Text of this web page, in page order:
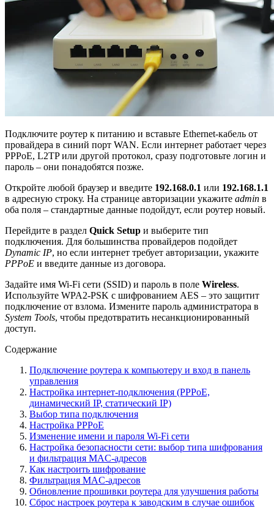
Подключите роутер к питанию и вставьте Ethernet-кабель от
провайдера в синий порт WAN. Если интернет работает через
PPPoE, L2TP или другой протокол, сразу подготовьте логин и
пароль – они понадобятся позже.
Откройте любой браузер и введите 192.168.0.1 или 192.168.1.1
в адресную строку. На странице авторизации укажите admin в
оба поля – стандартные данные подойдут, если роутер новый.
Перейдите в раздел Quick Setup и выберите тип
подключения. Для большинства провайдеров подойдет
Dynamic IP, но если интернет требует авторизации, укажите
PPPoE и введите данные из договора.
Задайте имя Wi-Fi сети (SSID) и пароль в поле Wireless.
Используйте WPA2-PSK с шифрованием AES – это защитит
подключение от взлома. Измените пароль администратора в
System Tools, чтобы предотвратить несанкционированный
доступ.
Содержание
Подключение роутера к компьютеру и вход в панель
управления
Настройка интернет-подключения (PPPoE,
динамический IP, статический IP)
Выбор типа подключения
Настройка PPPoE
Изменение имени и пароля Wi-Fi сети
Настройка безопасности сети: выбор типа шифрования
и фильтрация MAC-адресов
Как настроить шифрование
Фильтрация MAC-адресов
Обновление прошивки роутера для улучшения работы
Сброс настроек роутера к заводским в случае ошибок